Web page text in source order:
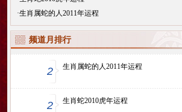
·生肖属蛇的人2011年运程
频道月排行
2 生肖属蛇的人2011年运程
2 生肖蛇2010虎年运程